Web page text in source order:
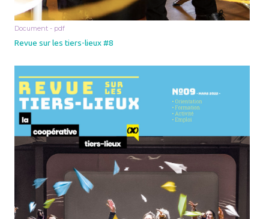
Document - pdf
Revue sur les tiers-lieux #8